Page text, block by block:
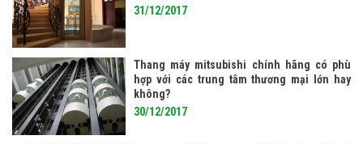
31/12/2017
Thang máy mitsubishi chính hãng có phù
hợp với các trung tâm thương mại lớn hay
không?
30/12/2017